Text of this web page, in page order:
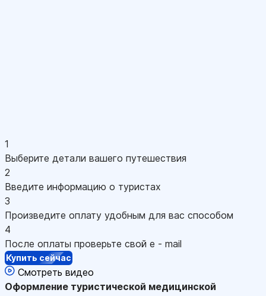
1
Выберите детали вашего путешествия
2
Введите информацию о туристах
3
Произведите оплату удобным для вас способом
4
После оплаты проверьте свой e - mail
Купить сейчас
Смотреть видео
Оформление туристической медицинской